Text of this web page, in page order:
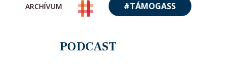
ARCHÍVUM #TÁMOGASS
PODCAST